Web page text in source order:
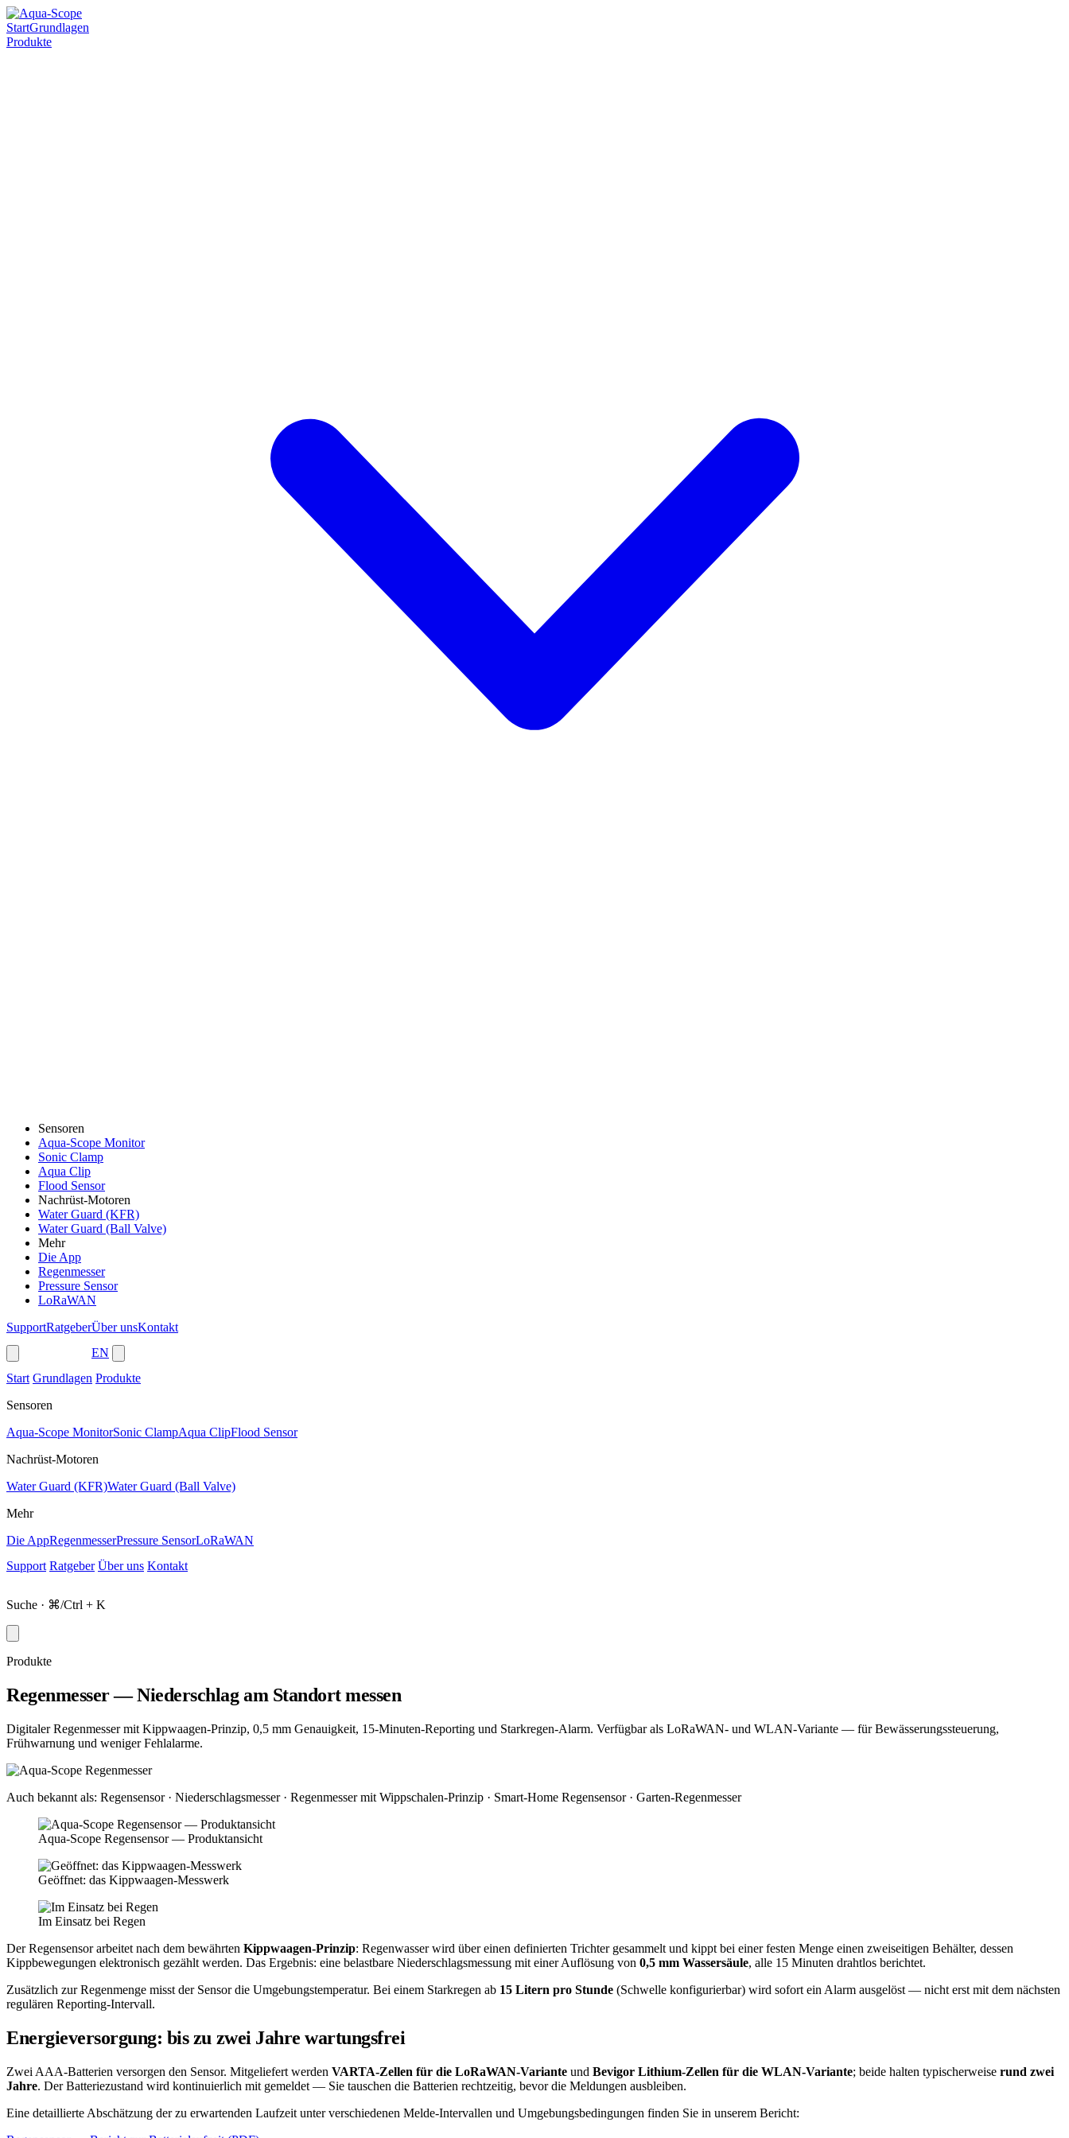
StartGrundlagen
Produkte
Sensoren
Aqua-Scope Monitor
Sonic Clamp
Aqua Clip
Flood Sensor
Nachrüst-Motoren
Water Guard (KFR)
Water Guard (Ball Valve)
Mehr
Die App
Regenmesser
Pressure Sensor
LoRaWAN
SupportRatgeberÜber unsKontakt
EN
Start Grundlagen Produkte
Sensoren
Aqua-Scope MonitorSonic ClampAqua ClipFlood Sensor
Nachrüst-Motoren
Water Guard (KFR)Water Guard (Ball Valve)
Mehr
Die AppRegenmesserPressure SensorLoRaWAN
Support Ratgeber Über uns Kontakt
Suche · ⌘/Ctrl + K
Produkte
Regenmesser — Niederschlag am Standort messen
Digitaler Regenmesser mit Kippwaagen-Prinzip, 0,5 mm Genauigkeit, 15-Minuten-Reporting und Starkregen-Alarm. Verfügbar als LoRaWAN- und WLAN-Variante — für Bewässerungssteuerung,
Frühwarnung und weniger Fehlalarme.
Auch bekannt als: Regensensor · Niederschlagsmesser · Regenmesser mit Wippschalen-Prinzip · Smart-Home Regensensor · Garten-Regenmesser
Aqua-Scope Regensensor — Produktansicht
Geöffnet: das Kippwaagen-Messwerk
Im Einsatz bei Regen
Der Regensensor arbeitet nach dem bewährten Kippwaagen-Prinzip: Regenwasser wird über einen definierten Trichter gesammelt und kippt bei einer festen Menge einen zweiseitigen Behälter, dessen
Kippbewegungen elektronisch gezählt werden. Das Ergebnis: eine belastbare Niederschlags­messung mit einer Auflösung von 0,5 mm Wassersäule, alle 15 Minuten drahtlos berichtet.
Zusätzlich zur Regenmenge misst der Sensor die Umgebungs­temperatur. Bei einem Starkregen ab 15 Litern pro Stunde (Schwelle konfigurierbar) wird sofort ein Alarm ausgelöst — nicht erst mit dem nächsten
regulären Reporting-Intervall.
Energieversorgung: bis zu zwei Jahre wartungsfrei
Zwei AAA-Batterien versorgen den Sensor. Mitgeliefert werden VARTA-Zellen für die LoRaWAN-Variante und Bevigor Lithium-Zellen für die WLAN-Variante; beide halten typischerweise rund zwei
Jahre. Der Batteriezustand wird kontinuierlich mit gemeldet — Sie tauschen die Batterien rechtzeitig, bevor die Meldungen ausbleiben.
Eine detaillierte Abschätzung der zu erwartenden Laufzeit unter verschiedenen Melde-Intervallen und Umgebungs­bedingungen finden Sie in unserem Bericht: